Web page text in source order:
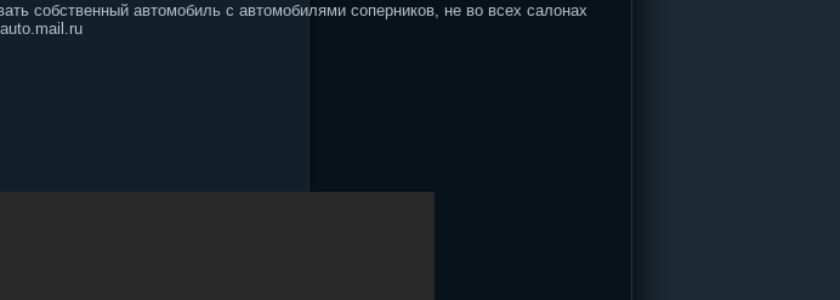
собственный автомобиль с автомобилями соперников, не во всех салонах